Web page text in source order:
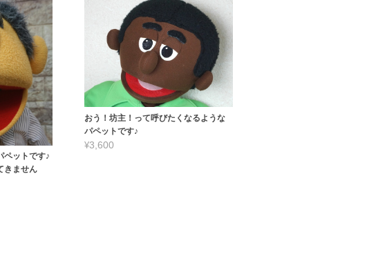
ペットです♪
きません
おう！坊主！って呼びたくなるような
パペットです♪
¥3,600